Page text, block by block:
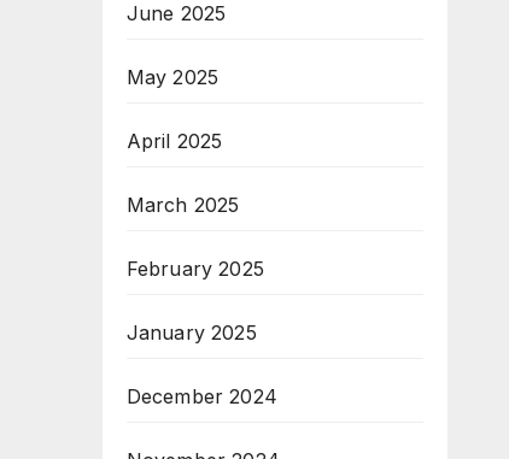
June 2025
May 2025
April 2025
March 2025
February 2025
January 2025
December 2024